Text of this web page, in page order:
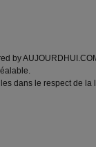
by
dans le respect de